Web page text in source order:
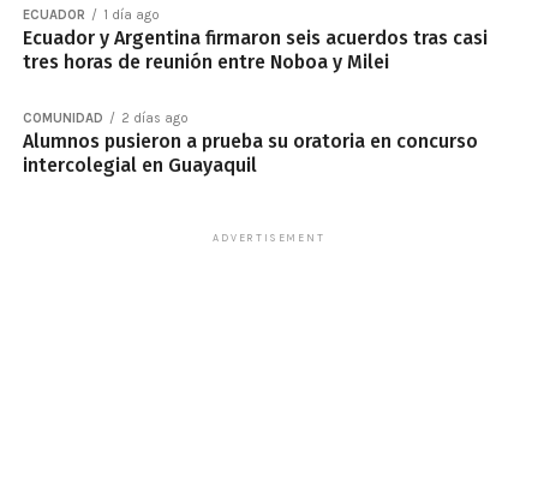
ECUADOR 1 día ago
Ecuador y Argentina firmaron seis acuerdos tras casi
tres horas de reunión entre Noboa y Milei
COMUNIDAD 2 días ago
Alumnos pusieron a prueba su oratoria en concurso
intercolegial en Guayaquil
ADVERTISEMENT